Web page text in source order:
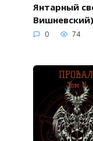
Янтарный
Вишневский)
0 74